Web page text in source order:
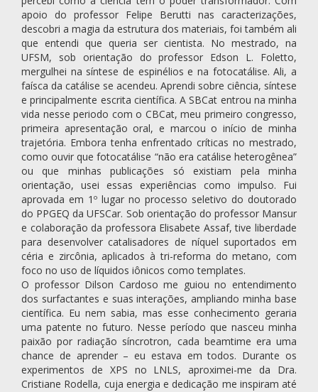
apoio do professor Felipe Berutti nas caracterizações,
descobri a magia da estrutura dos materiais, foi também ali
que entendi que queria ser cientista. No mestrado, na
UFSM, sob orientação do professor Edson L. Foletto,
mergulhei na síntese de espinélios e na fotocatálise. Ali, a
faísca da catálise se acendeu. Aprendi sobre ciência, síntese
e principalmente escrita científica. A SBCat entrou na minha
vida nesse periodo com o CBCat, meu primeiro congresso,
primeira apresentação oral, e marcou o início de minha
trajetória. Embora tenha enfrentado críticas no mestrado,
como ouvir que fotocatálise “não era catálise heterogênea”
ou que minhas publicações só existiam pela minha
orientação, usei essas experiências como impulso. Fui
aprovada em 1º lugar no processo seletivo do doutorado
do PPGEQ da UFSCar. Sob orientação do professor Mansur
e colaboração da professora Elisabete Assaf, tive liberdade
para desenvolver catalisadores de níquel suportados em
céria e zircônia, aplicados à tri-reforma do metano, com
foco no uso de líquidos iônicos como templates.
O professor Dilson Cardoso me guiou no entendimento
dos surfactantes e suas interações, ampliando minha base
científica. Eu nem sabia, mas esse conhecimento geraria
uma patente no futuro. Nesse período que nasceu minha
paixão por radiação síncrotron, cada beamtime era uma
chance de aprender – eu estava em todos. Durante os
experimentos de XPS no LNLS, aproximei-me da Dra.
Cristiane Rodella, cuja energia e dedicação me inspiram até